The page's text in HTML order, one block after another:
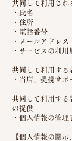
共同して利用さ
・氏名
・住所
・電話番号
・メールアドレス
・サービスの利用
共同して利用す
・当店、提携サポ
共同して利用す
の提供
・個人情報の管
【個人情報の開